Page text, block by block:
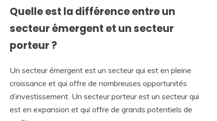
Quelle est la différence entre un
secteur émergent et un secteur
porteur ?
Un secteur émergent est un secteur qui est en pleine
croissance et qui offre de nombreuses opportunités
d’investissement. Un secteur porteur est un secteur qui
est en expansion et qui offre de grands potentiels de